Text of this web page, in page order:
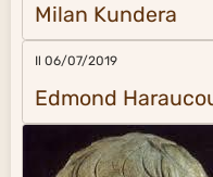
Milan Kundera
Il 06/07/2019
Edmond